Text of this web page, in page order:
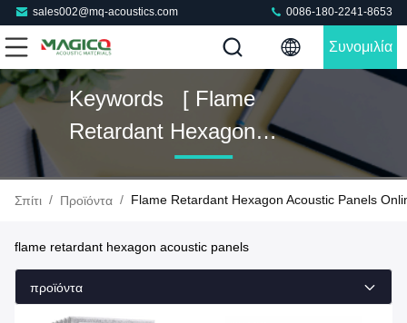
sales002@mq-acoustics.com 0086-180-2241-8653
Συνομιλία
Keywords [ Flame
Retardant Hexagon
Acoustic Panels ] Match 15
Προϊόντα
Σπίτι / Προϊόντα / Flame Retardant Hexagon Acoustic Panels
flame retardant hexagon acoustic panels
προϊόντα